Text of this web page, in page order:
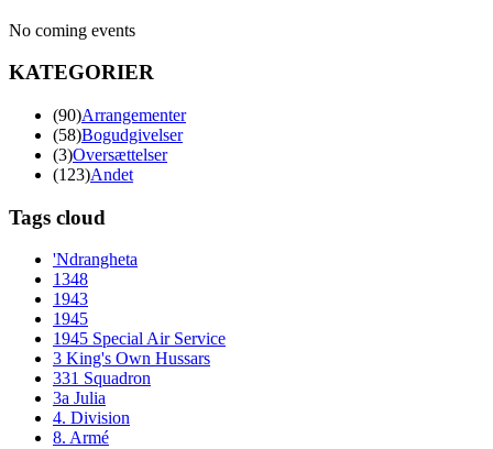
No coming events
KATEGORIER
(90)Arrangementer
(58)Bogudgivelser
(3)Oversættelser
(123)Andet
Tags cloud
'Ndrangheta
1348
1943
1945
1945 Special Air Service
3 King's Own Hussars
331 Squadron
3a Julia
4. Division
8. Armé